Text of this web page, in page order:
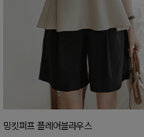
밍킷퍼프 플레어블라우스